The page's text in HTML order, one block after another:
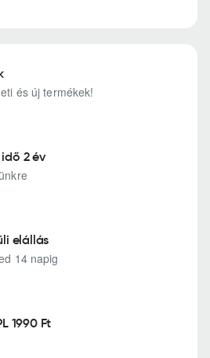
és új termékek!
2 év
elállás
14 napig
1990 Ft